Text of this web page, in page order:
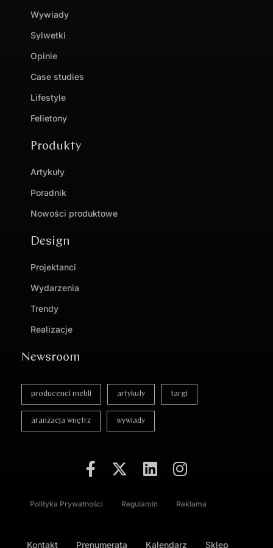
Wywiady
Sylwetki
Opinie
Case studies
Lifestyle
Felietony
Produkty
Artykuły
Poradnik
Nowości produktowe
Design
Projektanci
Wydarzenia
Trendy
Realizacje
Newsroom
producenci mebli artykuły targi
aranżacja wnętrz wywiady
Polityka Prywatności Regulamin Reklama
Kontakt Prenumerata Kalendarz Sklep